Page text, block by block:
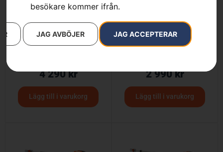
besökare kommer ifrån.
JAG ACCEPTERAR
JAG AVBÖJER
4 290kr
Lägg till i varukorg
2 990kr
Lägg till i varukorg